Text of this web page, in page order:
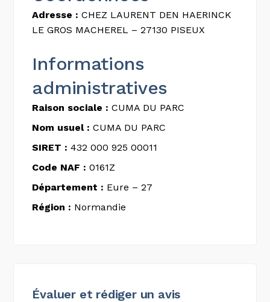
Adresse : CHEZ LAURENT DEN HAERINCK
LE GROS MACHEREL – 27130 PISEUX
Informations
administratives
Raison sociale : CUMA DU PARC
Nom usuel : CUMA DU PARC
SIRET : 432 000 925 00011
Code NAF : 0161Z
Département : Eure – 27
Région : Normandie
Évaluer et rédiger un avis